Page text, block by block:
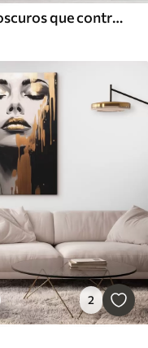
Pétalos claros y oscuros que contrastan en forma de flor
2